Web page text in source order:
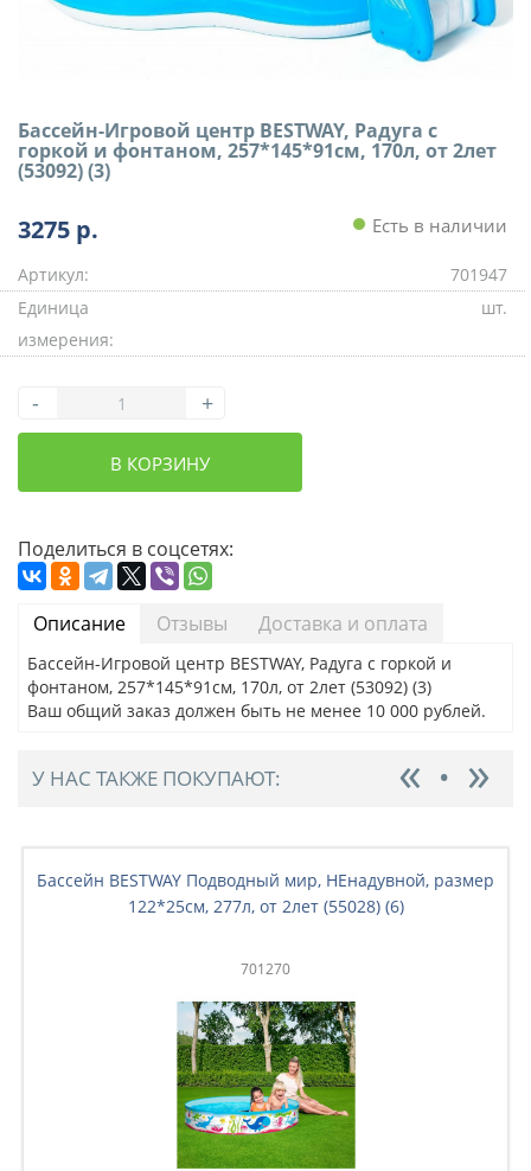
Бассейн-Игровой центр BESTWAY, Радуга с
горкой и фонтаном, 257*145*91см, 170л, от 2лет
(53092) (3)
3275 р. Есть в наличии
Артикул:
701947
Единица
измерения:
шт.
- +
В КОРЗИНУ
Поделиться в соцсетях:
Описание Отзывы Доставка и оплата
Бассейн-Игровой центр BESTWAY, Радуга с горкой и
фонтаном, 257*145*91см, 170л, от 2лет (53092) (3)
Ваш общий заказ должен быть не менее 10 000 рублей.
У НАС ТАКЖЕ ПОКУПАЮТ:
Бассейн BESTWAY Подводный мир, НЕнадувной, размер
122*25см, 277л, от 2лет (55028) (6)
701270